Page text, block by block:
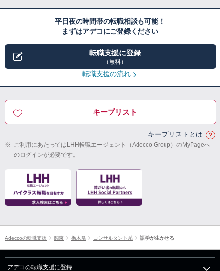
平日夜の時間帯の転職相談も可能！
まずはアデコにご登録ください
転職支援に登録
（無料）
転職支援の流れ
キープリスト
キープリストとは
※ ご利用にあたってはLHH転職エージェント（Adecco Group）のMyPageへ
のログインが必要です。
Adeccoの転職支援 関東 栃木県 コンサルタント系 語学が生かせる
アデコの転職支援に登録